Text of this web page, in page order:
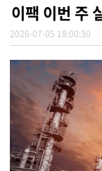
이팩 이번 주
2026-07-05 18:00:30